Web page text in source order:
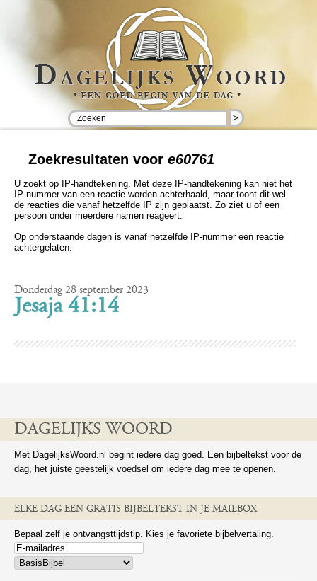
>
Zoekresultaten voor e60761
U zoekt op IP-handtekening. Met deze IP-handtekening kan niet het
IP-nummer van een reactie worden achterhaald, maar toont dit wel
de reacties die vanaf hetzelfde IP zijn geplaatst. Zo ziet u of een
persoon onder meerdere namen reageert.
Op onderstaande dagen is vanaf hetzelfde IP-nummer een reactie
achtergelaten:
Donderdag 28 september 2023
Jesaja 41:14
DAGELIJKS WOORD
Met DagelijksWoord.nl begint iedere dag goed. Een bijbeltekst voor de
dag, het juiste geestelijk voedsel om iedere dag mee te openen.
ELKE DAG EEN GRATIS BIJBELTEKST IN JE MAILBOX
Bepaal zelf je ontvangsttijdstip. Kies je favoriete bijbelvertaling.